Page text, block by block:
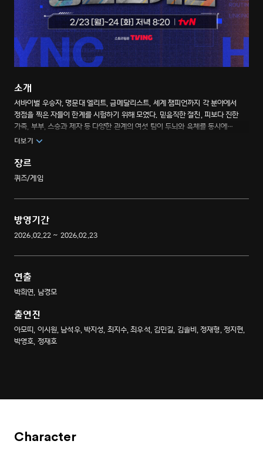
소개
서바이벌 우승자, 명문대 엘리트, 금메달리스트, 세계 챔피언까지 각 분야에서
정점을 찍은 자들이 한계를 시험하기 위해 모였다. 믿음직한 절친, 피보다 진한
가족, 부부, 스승과 제자 등 다양한 관계의 여섯 팀이 두뇌와 육체를 동시에
시험하는 극한 경쟁에 들어간다. 최고의 브레인과 피지컬이 한 팀을 이뤄
더보기
장르
퀴즈/게임
방영기간
2026.02.22 ~ 2026.02.23
연출
박희연, 남경모
출연진
아모띠, 이시원, 남석우, 박지성, 최지수, 최우석, 김민길, 김솔비, 정재형, 정지현,
박영호, 정재호
Character